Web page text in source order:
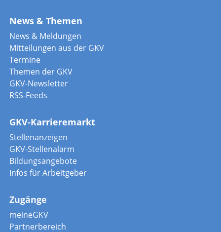
News & Themen
News & Meldungen
Mitteilungen aus der GKV
Termine
Themen der GKV
GKV-Newsletter
RSS-Feeds
GKV-Karrieremarkt
Stellenanzeigen
GKV-Stellenalarm
Bildungsangebote
Infos für Arbeitgeber
Zugänge
meineGKV
Partnerbereich